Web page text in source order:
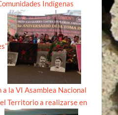
Indígenas
la VI Asamblea Nacional
Territorio a realizarse en